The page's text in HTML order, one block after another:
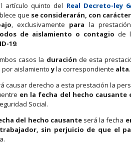
artículo quinto del Real Decreto-ley
que se considerarán, con
, exclusivamente para la
de aislamiento o contagio de
19.
casos la duración de esta
por aislamientoyla correspondiente alta.
causar derecho a esta prestación la
en la fecha del hecho causante
Social.
del hecho causanteserá la fecha
sin perjuicio de que el